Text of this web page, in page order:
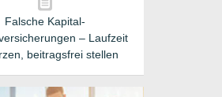
Falsche Kapital-
– Laufzeit
beitragsfrei stellen